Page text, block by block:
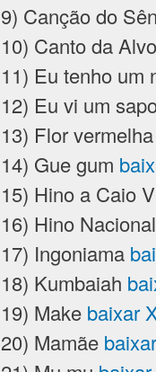
9) Canção do
10) Canto da
11) Eu tenho um
12) Eu vi um
13) Flor
14) Gue gum
15) Hino a Caio
16) Hino
17) Ingoniama
18) Kumbaiah
19) Make baixar
20) Mamãe